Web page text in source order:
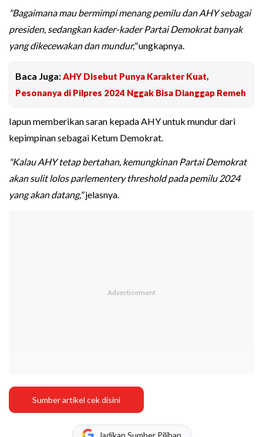
"Bagaimana mau bermimpi menang pemilu dan AHY sebagai
presiden, sedangkan kader-kader Partai Demokrat banyak
yang dikecewakan dan mundur,"ungkapnya.
Baca Juga:AHY Disebut Punya Karakter Kuat,
Pesonanya di Pilpres 2024 Nggak Bisa Dianggap Remeh
Iapun memberikan saran kepada AHY untuk mundur dari
kepimpinan sebagai Ketum Demokrat.
"Kalau AHY tetap bertahan, kemungkinan Partai Demokrat
akan sulit lolos parlementery threshold pada pemilu 2024
yang akan datang,"jelasnya.
Sumber artikel cek disini
Jadikan Sumber Pilihan